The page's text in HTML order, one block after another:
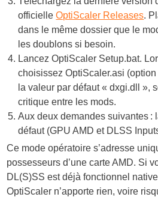
officielleOptiScaler Releases.
dans le même dossier que le
les doublons si besoin.
LancezOptiScaler Setup.bat.
choisissezOptiScaler.asi (option
la valeur par défaut «dxgi.dll
»,
critique entre les mods.
Aux deux demandes suivantes :
défaut (GPU AMD et DLSS
Ce mode opératoire s’adresse
possesseurs d’une carte AMD. Si
DL(S)SS est déjà fonctionnel
OptiScaler n’apporte rien, voire